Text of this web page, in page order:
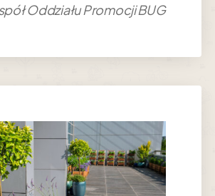
Oddziału Promocji BUG